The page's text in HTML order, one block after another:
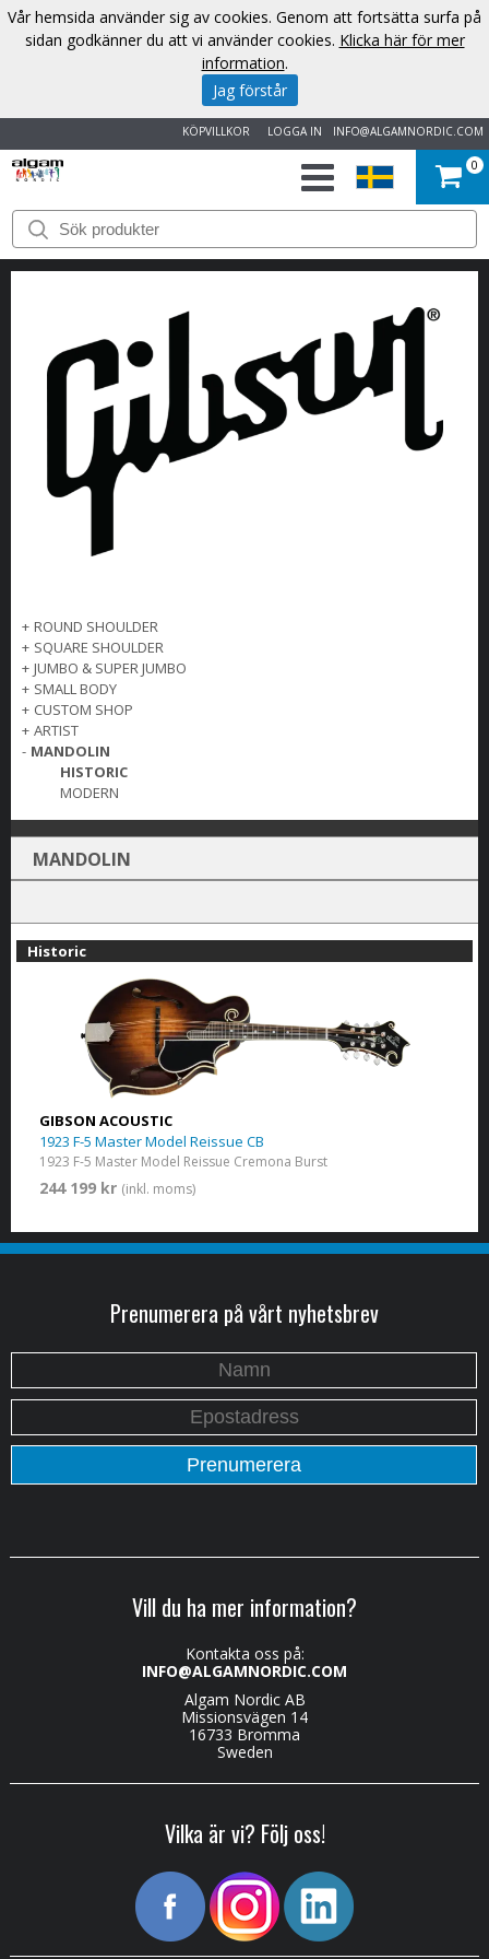
INFO@ALGAMNORDIC.COM
LOGGA IN
KÖPVILLKOR
START
VARUMÄRKEN
NYHETER
OM
OSS
KONTAKT
0
+ ROUND SHOULDER
+ SQUARE SHOULDER
+ JUMBO & SUPER JUMBO
+ SMALL BODY
+ CUSTOM SHOP
+ ARTIST
- MANDOLIN
HISTORIC
MODERN
MANDOLIN
Historic
GIBSON ACOUSTIC
1923 F-5 Master Model Reissue CB
1923 F-5 Master Model Reissue Cremona Burst
244 199 kr (inkl. moms)
Prenumerera på vårt nyhetsbrev
Vill du ha mer information?
Kontakta oss på:
INFO@ALGAMNORDIC.COM
Algam Nordic AB
Missionsvägen 14
16733 Bromma
Sweden
Vilka är vi? Följ oss!
Vår hemsida använder sig av cookies. Genom att fortsätta surfa på
sidan godkänner du att vi använder cookies. Klicka här för mer
information.
Jag förstår